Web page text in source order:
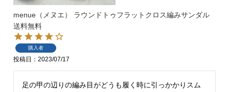
マイページメニュー
マイページ
お気に入り クーポン
menue（メヌエ） ラウンドトゥフラットクロス編みサンダル
送料無料
購入者
投稿日 2023/07/17
足の甲の辺りの編み目がどうも履く時に引っかかりスム